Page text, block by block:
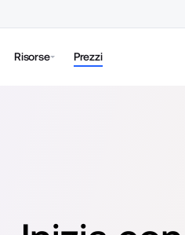
Risorse Prezzi